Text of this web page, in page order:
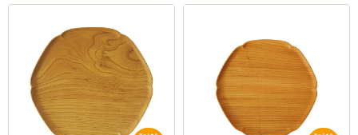
木の特性を最大限に活かしながら作るお盆は日本の伝統
的なカタチからヒントを得ていて、薄さや磨きの丁寧さ
にこだわることで、より洗練した趣のある佇まいに生ま
れ変わります。